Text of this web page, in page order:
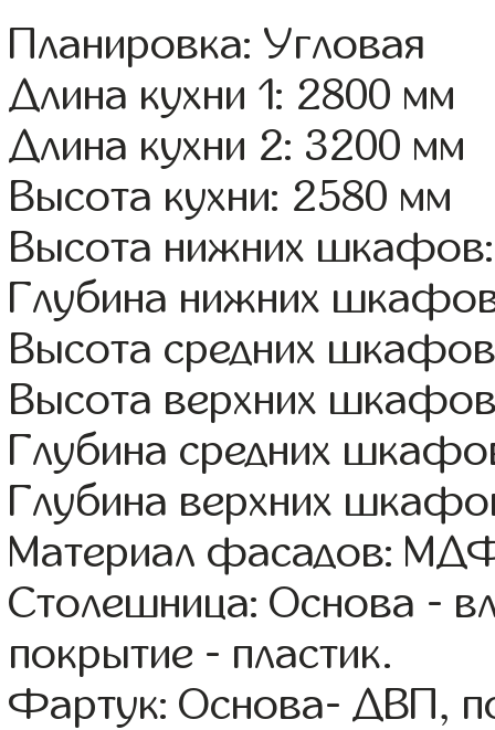
Планировка: Угловая
Длина кухни 1: 2800 мм
Длина кухни 2: 3200 мм
Высота кухни: 2580 мм
Высота нижних
Глубина нижних
Высота средних
Высота верхних
Глубина средних
Глубина верхних
Материал фасадов:
Столешница: Основа -
покрытие - пластик.
Фартук: Основа- ДВП,